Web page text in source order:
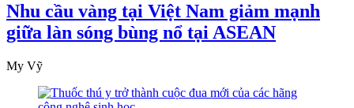
Nhu cầu vàng tại Việt Nam giảm mạnh
giữa làn sóng bùng nổ tại ASEAN
My Vỹ